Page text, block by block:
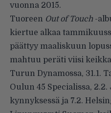
vuonna 2015.
Tuoreen Out of Touch -
kiertue alkaa
päättyy maaliskuun
mahtuu peräti viisi
Turun Dynamossa, 31.1.
Oulun 45 Specialissa,
kynnyksessä ja 7.2.